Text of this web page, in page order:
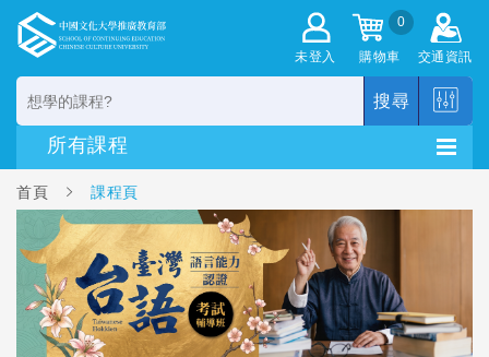
未登入
0
購物車 交通資訊
搜尋
首頁 課程頁